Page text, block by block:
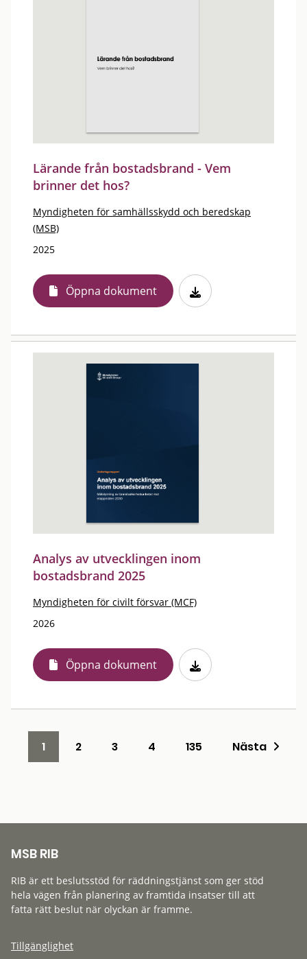
Lärande från bostadsbrand - Vem
brinner det hos?
Myndigheten för samhällsskydd och beredskap
(MSB)
2025
Öppna dokument
Analys av utvecklingen inom
bostadsbrand 2025
Myndigheten för civilt försvar (MCF)
2026
Öppna dokument
1 2 3 4 135 Nästa
MSB RIB
RIB är ett beslutsstöd för räddningstjänst som ger stöd
hela vägen från planering av framtida insatser till att
fatta rätt beslut när olyckan är framme.
Tillgänglighet